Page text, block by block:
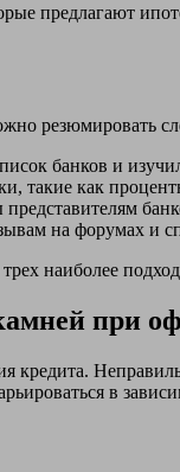
предлагают
резюмировать
банков и
такие как
представителям
на форумах и
трех наиболее
при
кредита.
в